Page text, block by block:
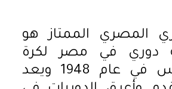
المصري الممتاز هو
دوري في مصر لكرة
القدم. تأسس في عام 1948 ويعد